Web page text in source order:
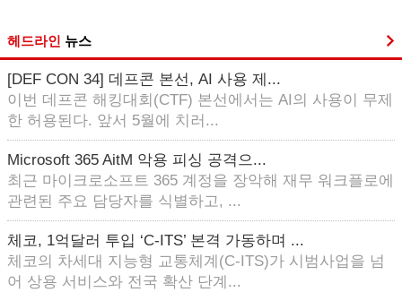
헤드라인 뉴스
[DEF CON 34] 데프콘 본선, AI 사용 제...
이번 데프콘 해킹대회(CTF) 본선에서는 AI의 사용이 무제
한 허용된다. 앞서 5월에 치러...
Microsoft 365 AitM 악용 피싱 공격으...
최근 마이크로소프트 365 계정을 장악해 재무 워크플로에
관련된 주요 담당자를 식별하고, ...
체코, 1억달러 투입 ‘C-ITS’ 본격 가동하며 ...
체코의 차세대 지능형 교통체계(C-ITS)가 시범사업을 넘
어 상용 서비스와 전국 확산 단계...